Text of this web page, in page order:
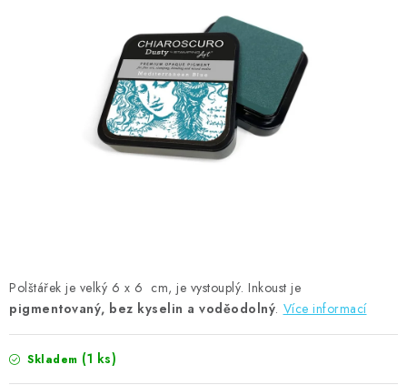
Kontakty Moje objednávka
Oblíbené ♥️
Hodnocení obchodu
Obchodní podmínky
Podmínky ochrany osobních údajů
Polštářek je velký 6 x 6 cm, je vystouplý. Inkoust je
pigmentovaný, bez kyselin a voděodolný. Více informací
Skladem (1 ks)